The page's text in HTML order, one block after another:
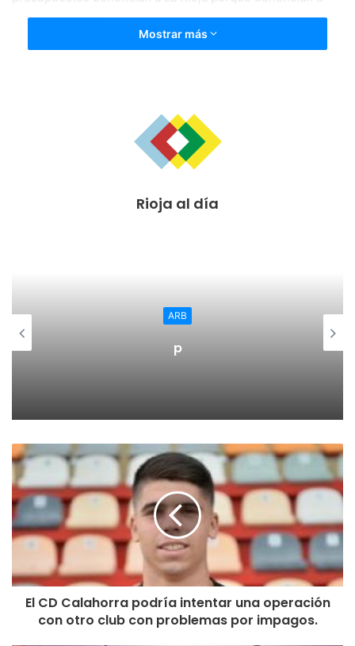
muchos riojanos
importan más los separatistas que los riojanos.» ya que en
ellos “La Rioja es la comunidad autónoma que más pierde
con estos presupuestos”, recibiendo casi un 41% menos
en manos de Torra y Rufián, y está pagando sus deudas
con el separatismo catalán ya que la inversión en Cataluña
sube un 67%”.
Baena se ha referido al diputado nacional por el PSOE,
César Luena: “¿Cómo calificaría Luena estos
presupuestos, que representan para La Rioja un 44%
menos de inversión que el año pasado?”. El portavoz
naranja ha recordado que el diputado socialista hablaba
del ‘desprecio’ que suponían las anteriores cuentas
gracias a las aportaciones y enmiendas de Ciudadanos.
Mostrar más
Rioja al día
ARB
p
El CD Calahorra podría intentar una operación
con otro club con problemas por impagos.